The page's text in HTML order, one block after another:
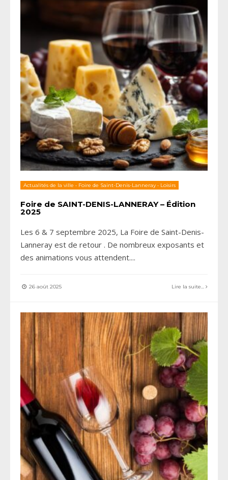
Actualités de la ville • Foire de Saint-Denis-Lanneray• Loisirs
Foire de SAINT-DENIS-LANNERAY – Édition
2025
Les 6 & 7 septembre 2025, La Foire de Saint-Denis-
Lanneray est de retour . De nombreux exposants et
des animations vous attendent....
26 août 2025 Lire la suite...